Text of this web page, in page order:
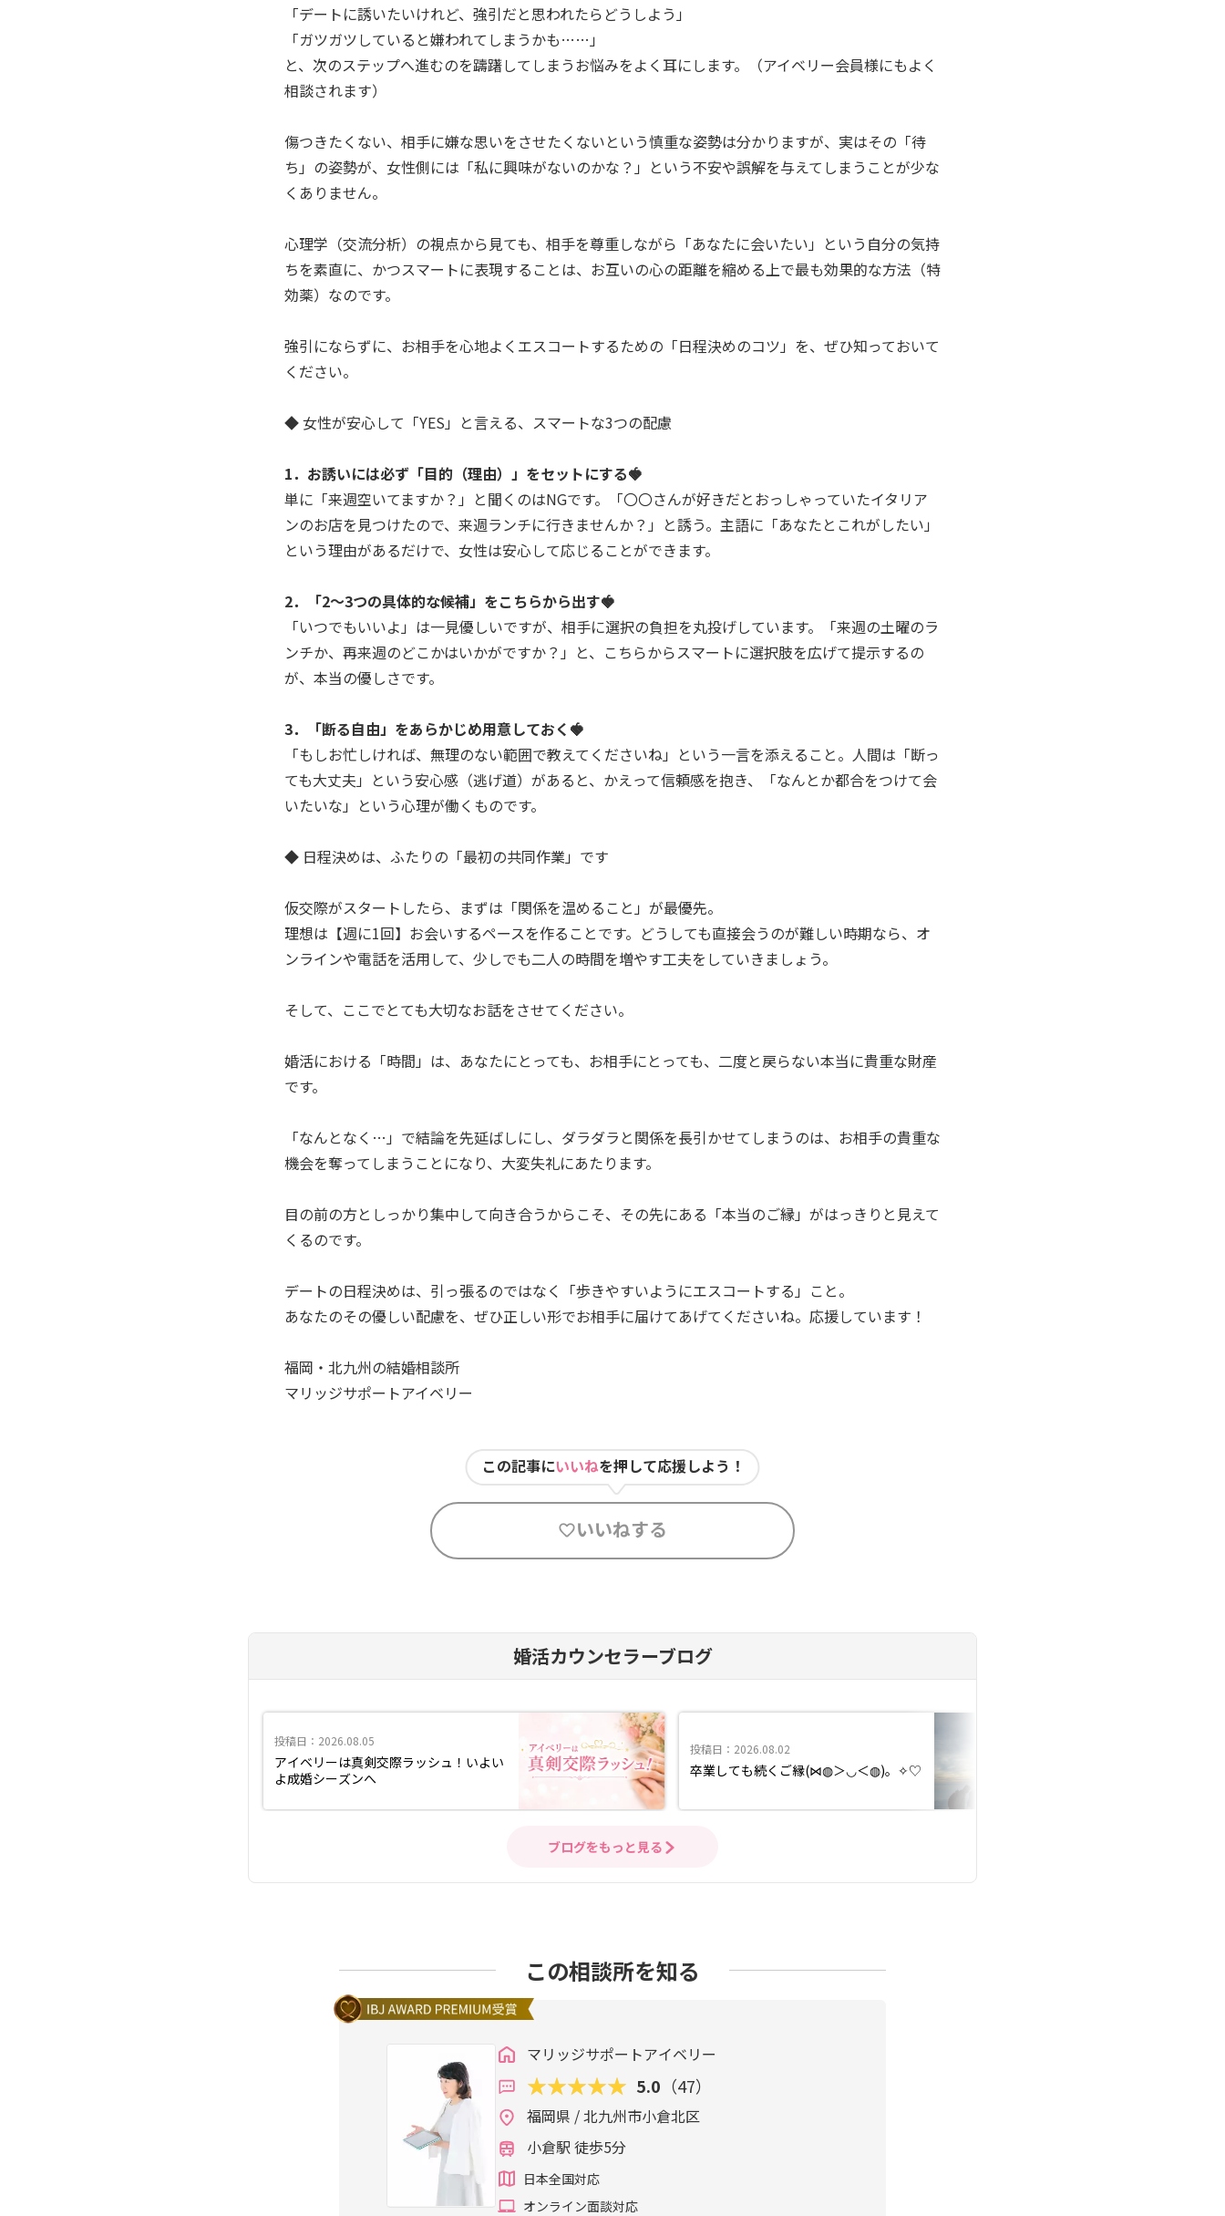
「デートに誘いたいけれど、強引だと思われたらどうしよう」
「ガツガツしていると嫌われてしまうかも……」
と、次のステップへ進むのを躊躇してしまうお悩みをよく耳にします。（アイベリー会員様にもよく
相談されます）
傷つきたくない、相手に嫌な思いをさせたくないという慎重な姿勢は分かりますが、実はその「待
ち」の姿勢が、女性側には「私に興味がないのかな？」という不安や誤解を与えてしまうことが少な
くありません。
心理学（交流分析）の視点から見ても、相手を尊重しながら「あなたに会いたい」という自分の気持
ちを素直に、かつスマートに表現することは、お互いの心の距離を縮める上で最も効果的な方法（特
効薬）なのです。
強引にならずに、お相手を心地よくエスコートするための「日程決めのコツ」を、ぜひ知っておいて
ください。
◆ 女性が安心して「YES」と言える、スマートな3つの配慮
1．お誘いには必ず「目的（理由）」をセットにする🍓
単に「来週空いてますか？」と聞くのはNGです。「〇〇さんが好きだとおっしゃっていたイタリア
ンのお店を見つけたので、来週ランチに行きませんか？」と誘う。主語に「あなたとこれがしたい」
という理由があるだけで、女性は安心して応じることができます。
2．「2〜3つの具体的な候補」をこちらから出す🍓
「いつでもいいよ」は一見優しいですが、相手に選択の負担を丸投げしています。「来週の土曜のラ
ンチか、再来週のどこかはいかがですか？」と、こちらからスマートに選択肢を広げて提示するの
が、本当の優しさです。
3．「断る自由」をあらかじめ用意しておく🍓
「もしお忙しければ、無理のない範囲で教えてくださいね」という一言を添えること。人間は「断っ
ても大丈夫」という安心感（逃げ道）があると、かえって信頼感を抱き、「なんとか都合をつけて会
いたいな」という心理が働くものです。
◆ 日程決めは、ふたりの「最初の共同作業」です
仮交際がスタートしたら、まずは「関係を温めること」が最優先。
理想は【週に1回】お会いするペースを作ることです。どうしても直接会うのが難しい時期なら、オ
ンラインや電話を活用して、少しでも二人の時間を増やす工夫をしていきましょう。
そして、ここでとても大切なお話をさせてください。
婚活における「時間」は、あなたにとっても、お相手にとっても、二度と戻らない本当に貴重な財産
です。
「なんとなく…」で結論を先延ばしにし、ダラダラと関係を長引かせてしまうのは、お相手の貴重な
機会を奪ってしまうことになり、大変失礼にあたります。
目の前の方としっかり集中して向き合うからこそ、その先にある「本当のご縁」がはっきりと見えて
くるのです。
デートの日程決めは、引っ張るのではなく「歩きやすいようにエスコートする」こと。
あなたのその優しい配慮を、ぜひ正しい形でお相手に届けてあげてくださいね。応援しています！
福岡・北九州の結婚相談所
マリッジサポートアイベリー
この記事にいいねを押して応援しよう！
いいねする
婚活カウンセラーブログ
投稿日：2026.08.05
アイベリーは真剣交際ラッシュ！いよい
よ成婚シーズンへ
投稿日：2026.08.02
卒業しても続くご縁(⋈◍＞◡＜◍)。✧♡
ブログをもっと見る
この相談所を知る
マリッジサポートアイベリー
5.0 （47）
福岡県 / 北九州市小倉北区
小倉駅 徒歩5分
日本全国対応
オンライン面談対応